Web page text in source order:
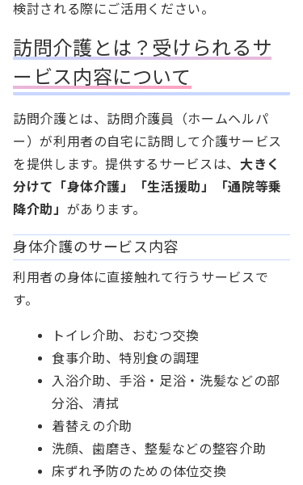
検討される際にご活用ください。
訪問介護とは？受けられるサ
ービス内容について
訪問介護とは、訪問介護員（ホームヘルパ
ー）が利用者の自宅に訪問して介護サービス
を提供します。提供するサービスは、 大きく
分けて「身体介護」「生活援助」「通院等乗
降介助」 があります。
身体介護のサービス内容
利用者の身体に直接触れて行うサービスで
す。
トイレ介助、おむつ交換
食事介助、特別食の調理
入浴介助、手浴・足浴・洗髪などの部
分浴、清拭
着替えの介助
洗顔、歯磨き、整髪などの整容介助
床ずれ予防のための体位交換